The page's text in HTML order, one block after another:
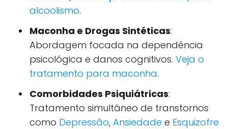
alcoolismo.
Maconha e Drogas Sintéticas:
Abordagem focada na dependência
psicológica e danos cognitivos. Veja o
tratamento para maconha.
Comorbidades Psiquiátricas:
Tratamento simultâneo de transtornos
como Depressão, Ansiedade e Esquizofre